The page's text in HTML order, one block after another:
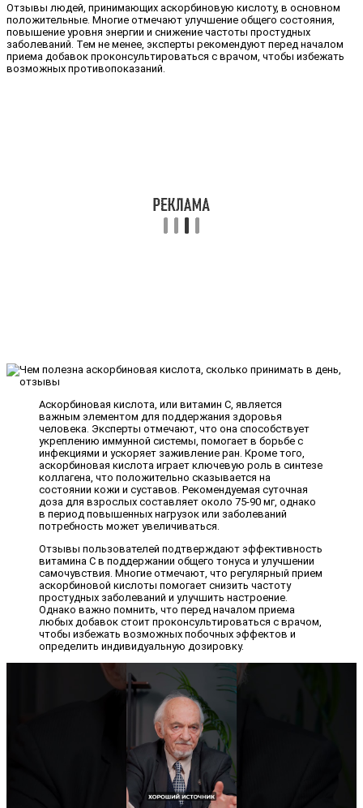
Отзывы людей, принимающих аскорбиновую кислоту, в основном
положительные. Многие отмечают улучшение общего состояния,
повышение уровня энергии и снижение частоты простудных
заболеваний. Тем не менее, эксперты рекомендуют перед началом
приема добавок проконсультироваться с врачом, чтобы избежать
возможных противопоказаний.
Аскорбиновая кислота, или витамин C, является
важным элементом для поддержания здоровья
человека. Эксперты отмечают, что она способствует
укреплению иммунной системы, помогает в борьбе с
инфекциями и ускоряет заживление ран. Кроме того,
аскорбиновая кислота играет ключевую роль в синтезе
коллагена, что положительно сказывается на
состоянии кожи и суставов. Рекомендуемая суточная
доза для взрослых составляет около 75-90 мг, однако
в период повышенных нагрузок или заболеваний
потребность может увеличиваться.
Отзывы пользователей подтверждают эффективность
витамина C в поддержании общего тонуса и улучшении
самочувствия. Многие отмечают, что регулярный прием
аскорбиновой кислоты помогает снизить частоту
простудных заболеваний и улучшить настроение.
Однако важно помнить, что перед началом приема
любых добавок стоит проконсультироваться с врачом,
чтобы избежать возможных побочных эффектов и
определить индивидуальную дозировку.